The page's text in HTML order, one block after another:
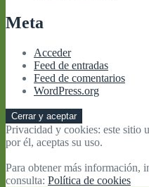
Meta
Acceder
Feed de entradas
Feed de comentarios
WordPress.org
Privacidad y cookies: este sitio
por él, aceptas su uso.
Para obtener más información,
consulta: Política de cookies